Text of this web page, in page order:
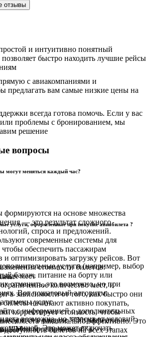
отзывы
и интуитивно понятный
быстро находить лучшие рейсы
с авиакомпаниями и
предлагать вам самые низкие цены на
всегда готова помочь. Если у вас
проблемы с бронированием, мы
решение
вопросы
могут меняться каждый час?
формируются на основе множества
— это результат сложного
спроса и предложений.
современные системы для
обеспечить пассажирам
и оптимизировать загрузку рейсов. Вот
стоимости билетов:
мест
количество мест, и
в зависимости от того, как быстро они
билеты начинают активно покупать,
корректирует стоимость, чтобы
места максимально эффективно. Это
доступность билетов на всех этапах
услуги, оформленные при покупке авиабилета ?
услуги (например, выбор
багаж, питание на борту или
отменить, это возможно, но при
Вот пошаговый алгоритм:
отмены услуг
с информацией о дополнительных
в разделе ""Управление
""Мои бронирования"").
возможна, но зависит от условий,
Это может включать